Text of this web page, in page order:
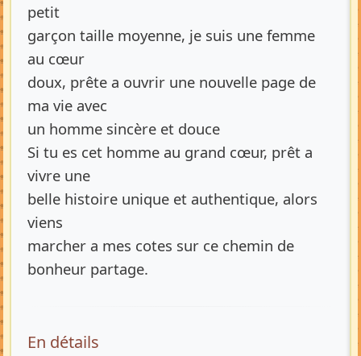
petit
garçon taille moyenne, je suis une femme
au cœur
doux, prête a ouvrir une nouvelle page de
ma vie avec
un homme sincère et douce
Si tu es cet homme au grand cœur, prêt a
vivre une
belle histoire unique et authentique, alors
viens
marcher a mes cotes sur ce chemin de
bonheur partage.
En détails